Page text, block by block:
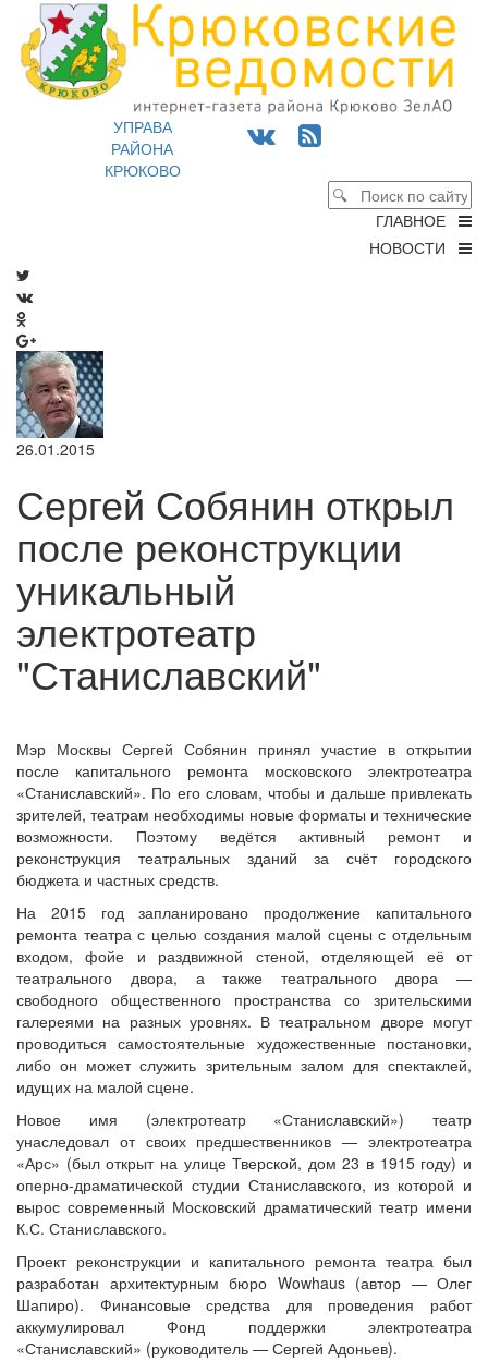
УПРАВА
РАЙОНА
КРЮКОВО
ГЛАВНОЕ
НОВОСТИ
26.01.2015
Сергей Собянин открыл
после реконструкции
уникальный
электротеатр
"Станиславский"
Мэр Москвы Сергей Собянин принял участие в открытии
после капитального ремонта московского электротеатра
«Станиславский». По его словам, чтобы и дальше привлекать
зрителей, театрам необходимы новые форматы и технические
возможности. Поэтому ведётся активный ремонт и
реконструкция театральных зданий за счёт городского
бюджета и частных средств.
На 2015 год запланировано продолжение капитального
ремонта театра с целью создания малой сцены с отдельным
входом, фойе и раздвижной стеной, отделяющей её от
театрального двора, а также театрального двора —
свободного общественного пространства со зрительскими
галереями на разных уровнях. В театральном дворе могут
проводиться самостоятельные художественные постановки,
либо он может служить зрительным залом для спектаклей,
идущих на малой сцене.
Новое имя (электротеатр «Станиславский») театр
унаследовал от своих предшественников — электротеатра
«Арс» (был открыт на улице Тверской, дом 23 в 1915 году) и
оперно-драматической студии Станиславского, из которой и
вырос современный Московский драматический театр имени
К.С. Станиславского.
Проект реконструкции и капитального ремонта театра был
разработан архитектурным бюро Wowhaus (автор — Олег
Шапиро). Финансовые средства для проведения работ
аккумулировал Фонд поддержки электротеатра
«Станиславский» (руководитель — Сергей Адоньев).